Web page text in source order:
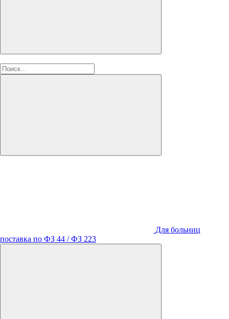
Для больниц
поставка по ФЗ 44 / ФЗ 223